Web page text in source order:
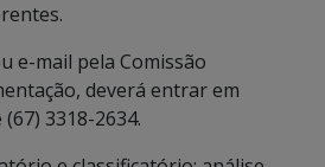
e-mail pela Comissão
deverá entrar em
3318-2634.